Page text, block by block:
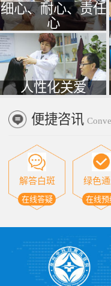
细心、耐心、责任
心
人性化关爱
便捷咨讯
解答白斑
在线答疑
绿色
在线预